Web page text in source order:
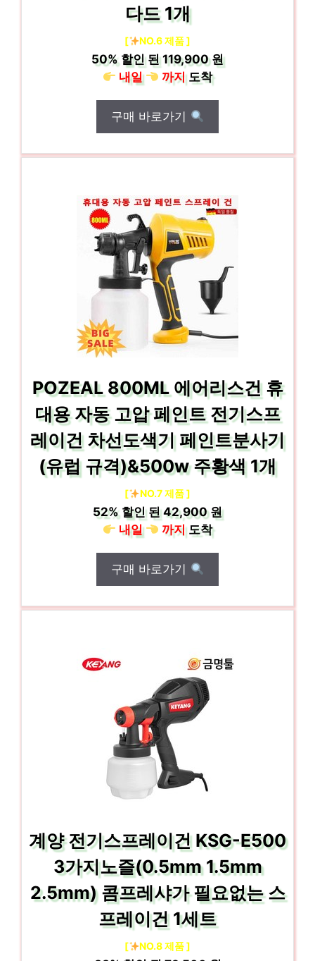
다드 1개
[ NO.6 제품 ]
50%할인 된119,900 원
내일
까지도착
구매 바로가기
POZEAL 800ML 에어리스건 휴
대용 자동 고압 페인트 전기스프
레이건 차선도색기 페인트분사기
(유럽 규격)&500w 주황색 1개
[ NO.7 제품 ]
52%할인 된42,900 원
내일
까지도착
구매 바로가기
계양 전기스프레이건 KSG-E500
3가지노즐(0.5mm 1.5mm
2.5mm) 콤프레샤가 필요없는 스
프레이건 1세트
[ NO.8 제품 ]